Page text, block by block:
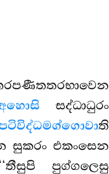
සද්ධාධුරං
ති
නසුකරං එකංසෙන
පුග්ගලෙසු